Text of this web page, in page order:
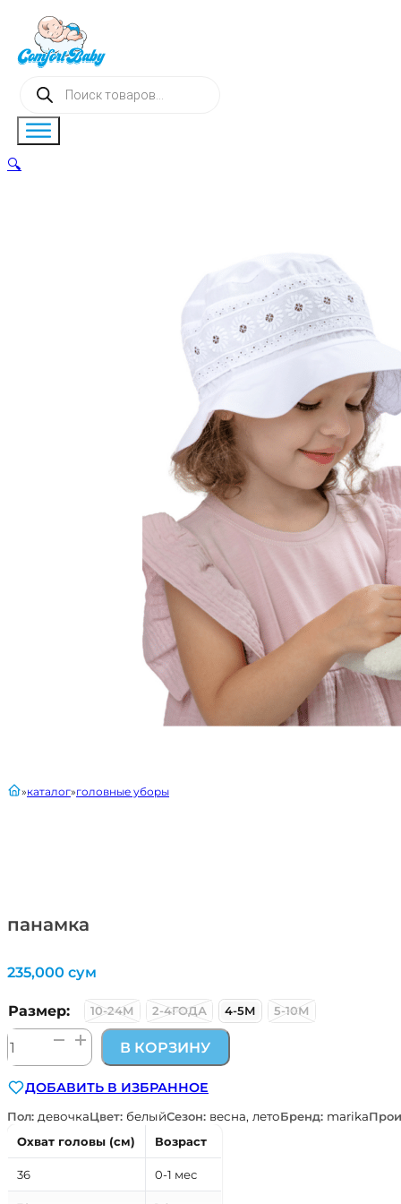
Поиск
товаров
панамка
главнаякаталог головные уборы
235,000 сум
Размер: 10-24М 2-4ГОДА 4-5М 5-10М
Количество
товара
В КОРЗИНУ
ДОБАВИТЬ В ИЗБРАННОЕ
Пол: девочкаЦвет: белыйСезон: весна, летоБренд: marika
Охват головы (см)
Возраст
36 0-1 мес
🔍